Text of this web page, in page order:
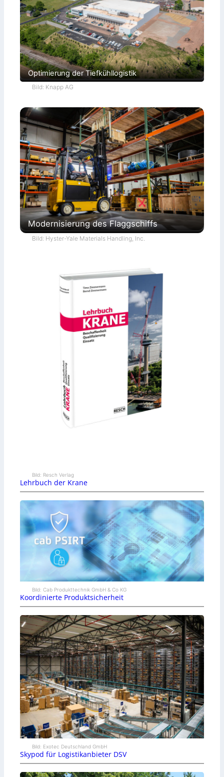
Optimierung der Tiefkühllogistik
Bild: Knapp AG
Modernisierung des Flaggschiffs
Bild: Hyster-Yale Materials Handling, Inc.
Bild: Resch Verlag
Lehrbuch der Krane
Bild: Cab Produkttechnik GmbH & Co KG
Koordinierte Produktsicherheit
Bild: Exotec Deutschland GmbH
Skypod für Logistikanbieter DSV